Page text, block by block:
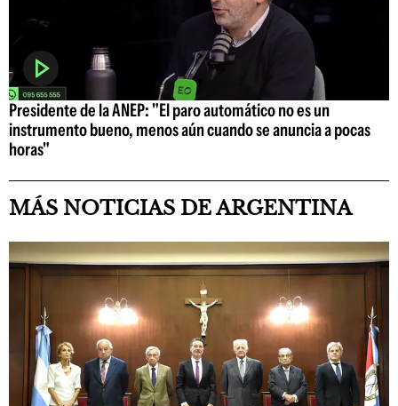
Presidente de la ANEP: "El paro automático no es un
instrumento bueno, menos aún cuando se anuncia a pocas
horas"
MÁS NOTICIAS DE ARGENTINA